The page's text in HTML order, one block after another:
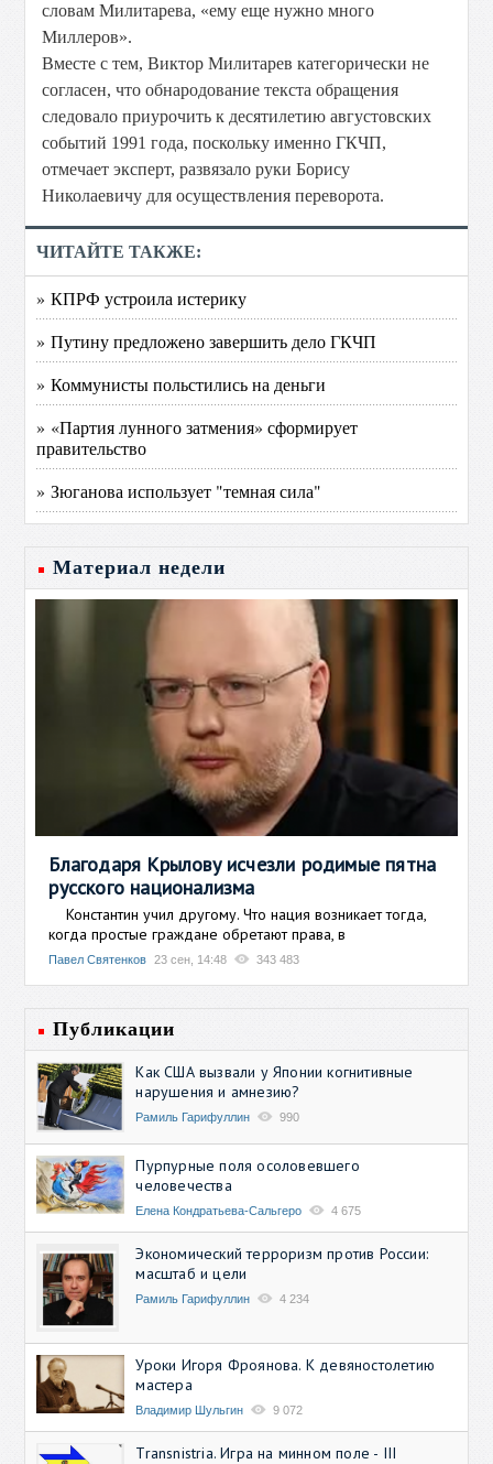
словам Милитарева, «ему еще нужно много
Миллеров».
Вместе с тем, Виктор Милитарев категорически не
согласен, что обнародование текста обращения
следовало приурочить к десятилетию августовских
событий 1991 года, поскольку именно ГКЧП,
отмечает эксперт, развязало руки Борису
Николаевичу для осуществления переворота.
ЧИТАЙТЕ ТАКЖЕ:
» КПРФ устроила истерику
» Путину предложено завершить дело ГКЧП
» Коммунисты польстились на деньги
» «Партия лунного затмения» сформирует
правительство
» Зюганова использует "темная сила"
Материал недели
Благодаря Крылову исчезли родимые пятна
русского национализма
Константин учил другому. Что нация возникает тогда,
когда простые граждане обретают права, в
Павел Святенков 23 сен, 14:48 343 483
Публикации
Как США вызвали у Японии когнитивные
нарушения и амнезию?
Рамиль Гарифуллин 990
Пурпурные поля осоловевшего
человечества
Елена Кондратьева-Сальгеро 4 675
Экономический терроризм против России:
масштаб и цели
Рамиль Гарифуллин 4 234
Уроки Игоря Фроянова. К девяностолетию
мастера
Владимир Шульгин 9 072
Transnistria. Игра на минном поле - III